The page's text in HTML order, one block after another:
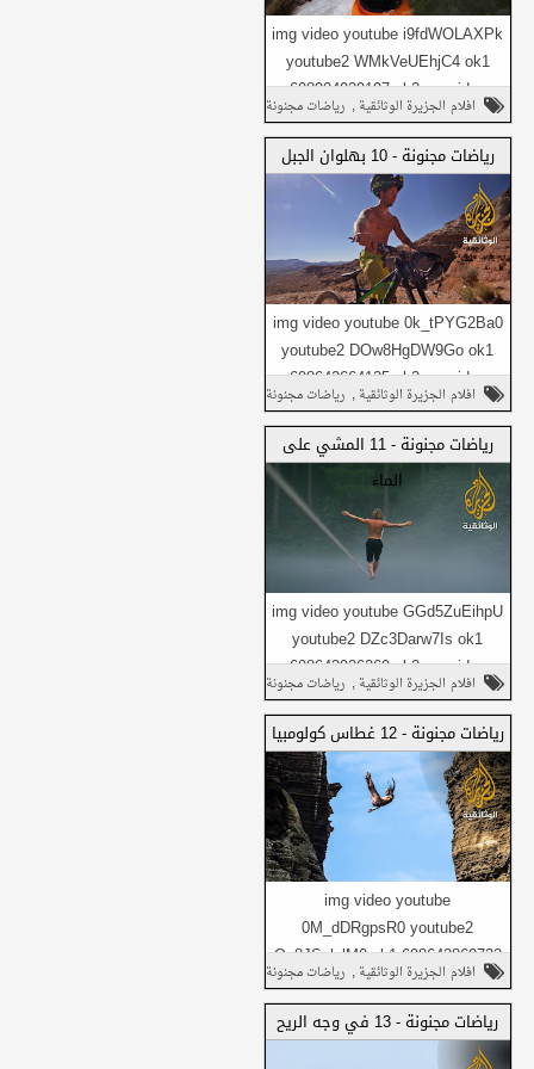
شارك على فيسبوك
شارك على تويتر
شارك في واتساب
img video youtube i9fdWOLAXPk
youtube2 WMkVeUEhjC4 ok1
698904939197 ok2 no_video
Daily1 no_video Daily...
افلام الجزيرة الوثائقية , رياضات مجنونة
,وثائقي
شارك هذا مع
أصدقائك
شارك على فيسبوك
شارك على تويتر
رياضات مجنونة - 10 بهلوان الجبل
img video youtube 0k_tPYG2Ba0
youtube2 DOw8HgDW9Go ok1
698642664125 ok2 no_video
Daily1 no_video Daily...
افلام الجزيرة الوثائقية , رياضات مجنونة
,وثائقي
شارك هذا مع
أصدقائك
شارك على فيسبوك
شارك على تويتر
شارك في واتساب
رياضات مجنونة - 11 المشي على
الماء
img video youtube GGd5ZuEihpU
youtube2 DZc3Darw7Is ok1
698642926269 ok2 no_video
Daily1 no_video Daily...
افلام الجزيرة الوثائقية , رياضات مجنونة
,وثائقي
شارك هذا مع
أصدقائك
شارك على فيسبوك
شارك على تويتر
رياضات مجنونة - 12 غطاس كولومبيا
img video youtube
0M_dDRgpsR0 youtube2
Qq8JSvlclM0 ok1 698642860733
ok2 no_video Daily1 no_video
Daily...
افلام الجزيرة الوثائقية , رياضات مجنونة
,وثائقي
رياضات مجنونة - 13 في وجه الريح